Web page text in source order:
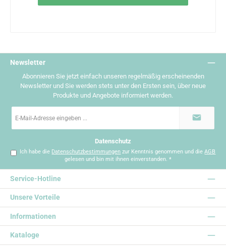
Newsletter
Abonnieren Sie jetzt einfach unseren regelmäßig erscheinenden
Newsletter und Sie werden stets unter den Ersten sein, über neue
Produkte und Angebote informiert werden.
Mail-
Datenschutz
Ich habe die Datenschutzbestimmungen zur Kenntnis genommen und dieAGB
gelesen und bin mit ihnen einverstanden. *
Service-Hotline
Informationen
Kataloge
Unsere Vorteile